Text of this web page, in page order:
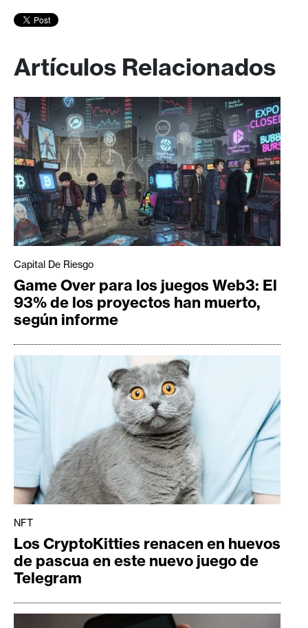
Artículos Relacionados
Capital De Riesgo
Game Over para los juegos Web3: El
93% de los proyectos han muerto,
según informe
NFT
Los CryptoKitties renacen en huevos
de pascua en este nuevo juego de
Telegram